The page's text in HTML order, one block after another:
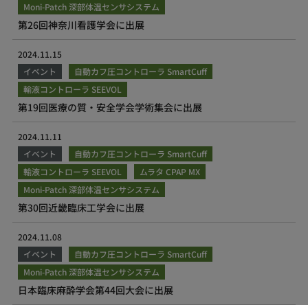
Moni-Patch 深部体温センサシステム
第26回神奈川看護学会に出展
2024.11.15
イベント
自動カフ圧コントローラ SmartCuff
輸液コントローラ SEEVOL
第19回医療の質・安全学会学術集会に出展
2024.11.11
イベント
自動カフ圧コントローラ SmartCuff
輸液コントローラ SEEVOL
ムラタ CPAP MX
Moni-Patch 深部体温センサシステム
第30回近畿臨床⼯学会に出展
2024.11.08
イベント
自動カフ圧コントローラ SmartCuff
Moni-Patch 深部体温センサシステム
日本臨床麻酔学会第44回大会に出展